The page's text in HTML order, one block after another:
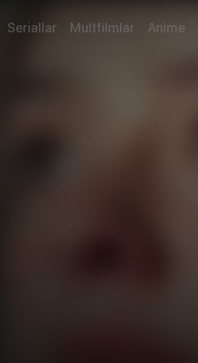
Seriallar Multfilmlar Anime